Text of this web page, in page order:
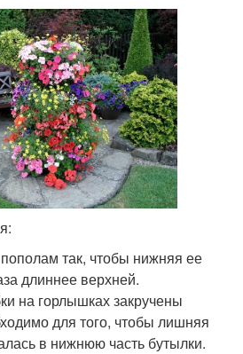
так, чтобы нижняя ее
длиннее верхней.
на горлышках закручены
для того, чтобы лишняя
в нижнюю часть бутылки.